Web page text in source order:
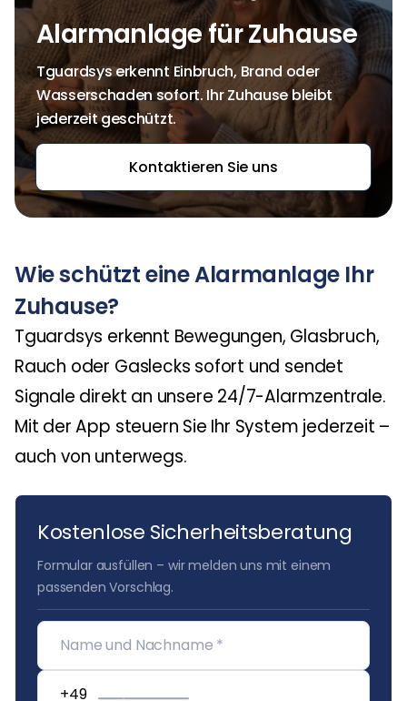
Alarmanlage für Zuhause
Tguardsys erkennt Einbruch, Brand oder
Wasserschaden sofort. Ihr Zuhause bleibt
jederzeit geschützt.
Kontaktieren Sie uns
Wie schützt eine Alarmanlage Ihr
Zuhause?
Tguardsys erkennt Bewegungen, Glasbruch,
Rauch oder Gaslecks sofort und sendet
Signale direkt an unsere 24/7-Alarmzentrale.
Mit der App steuern Sie Ihr System jederzeit –
auch von unterwegs.
Kostenlose Sicherheitsberatung
Formular ausfüllen – wir melden uns mit einem
passenden Vorschlag.